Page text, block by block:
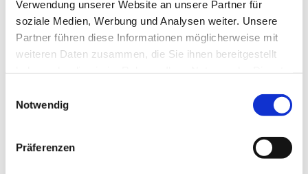
Verwendung unserer Website an unsere Partner für
soziale Medien, Werbung und Analysen weiter. Unsere
Partner führen diese Informationen möglicherweise mit
weiteren Daten zusammen, die Sie ihnen bereitgestellt
Notwendig
Präferenzen
Ihr
Ansprech
partner
für
und
Email: